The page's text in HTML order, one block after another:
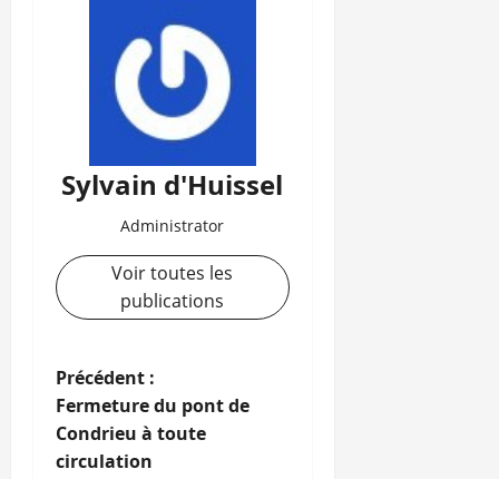
Sylvain d'Huissel
Administrator
Voir toutes les
publications
N
a
Précédent :
Fermeture du pont de
Condrieu à toute
circulation